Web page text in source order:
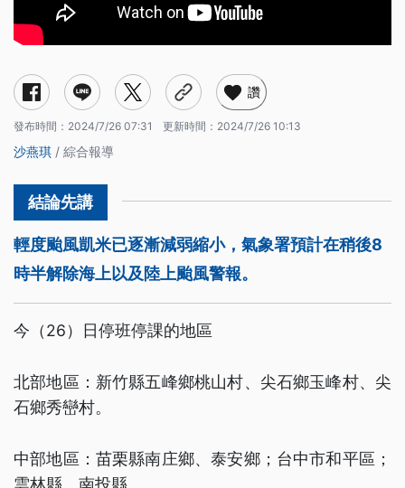
讚
發布時間： 2024/7/26 07:31 更新時間： 2024/7/26 10:13
沙燕琪 / 綜合報導
輕度颱風凱米已逐漸減弱縮小，氣象署預計在稍後8
時半解除海上以及陸上颱風警報。
今（26）日停班停課的地區
北部地區：新竹縣五峰鄉桃山村、尖石鄉玉峰村、尖
石鄉秀巒村。
中部地區：苗栗縣南庄鄉、泰安鄉；台中市和平區；
雲林縣、南投縣。